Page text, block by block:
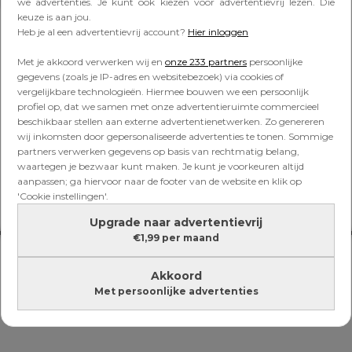
keuze is aan jou.
Heb je al een advertentievrij account? Hier inloggen
Met je akkoord verwerken wij en onze 233 partners persoonlijke
gegevens (zoals je IP-adres en websitebezoek) via cookies of
vergelijkbare technologieën. Hiermee bouwen we een persoonlijk
profiel op, dat we samen met onze advertentieruimte commercieel
beschikbaar stellen aan externe advertentienetwerken. Zo genereren
wij inkomsten door gepersonaliseerde advertenties te tonen. Sommige
partners verwerken gegevens op basis van rechtmatig belang,
waartegen je bezwaar kunt maken. Je kunt je voorkeuren altijd
aanpassen; ga hiervoor naar de footer van de website en klik op
'Cookie instellingen'.
Upgrade naar advertentievrij
€1,99 per maand
Akkoord
Met persoonlijke advertenties